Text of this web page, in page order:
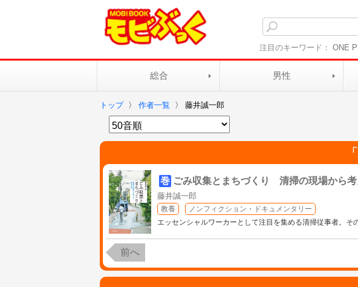
注目のキーワード： ONE
総合 男性
トップ 〉 作者一覧 〉 藤井誠一郎
「
巻 ごみ収集とまちづくり 清掃の現場から
藤井誠一郎
教養
ノンフィクション・ドキュメンタリー
エッセンシャルワーカーとして注目を集める清掃従事者。
前へ